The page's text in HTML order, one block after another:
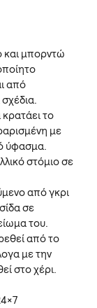
και μπορντώ
από
κρατάει το
με
ύφασμα.
στόμιο σε
από γκρι
σε
του.
από το
με την
στο χέρι.